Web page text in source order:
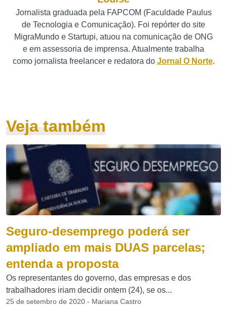
Jornalista graduada pela FAPCOM (Faculdade Paulus
de Tecnologia e Comunicação). Foi repórter do site
MigraMundo e Startupi, atuou na comunicação de ONG
e em assessoria de imprensa. Atualmente trabalha
como jornalista freelancer e redatora do Jornal O Norte.
Veja também
Seguro-desemprego poderá ser
ampliado em mais DUAS parcelas;
entenda a proposta
Os representantes do governo, das empresas e dos
trabalhadores iriam decidir ontem (24), se os...
25 de setembro de 2020 - Mariana Castro